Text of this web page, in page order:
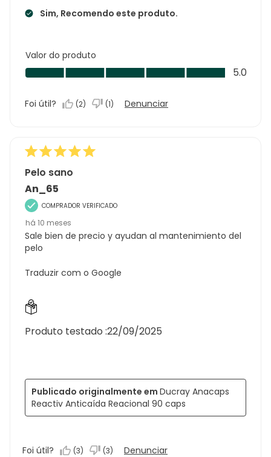
Sim, Recomendo este produto.
Valor do produto
Valor
do
5.0
5.0
Foi útil? (2) (1) Denunciar
Pelo sano
An_65
COMPRADOR VERIFICADO
há 10 meses
Sale bien de precio y ayudan al mantenimiento del
pelo
Traduzir com o Google
Produto testado :22/09/2025
Publicado originalmente em Ducray Anacaps
Reactiv Anticaída Reacional 90 caps
Foi útil? (3) (3) Denunciar